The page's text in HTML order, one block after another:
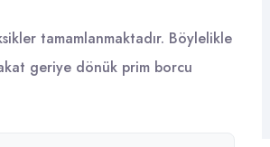
tamamlanmaktadır. Böylelikle
geriye dönük prim borcu